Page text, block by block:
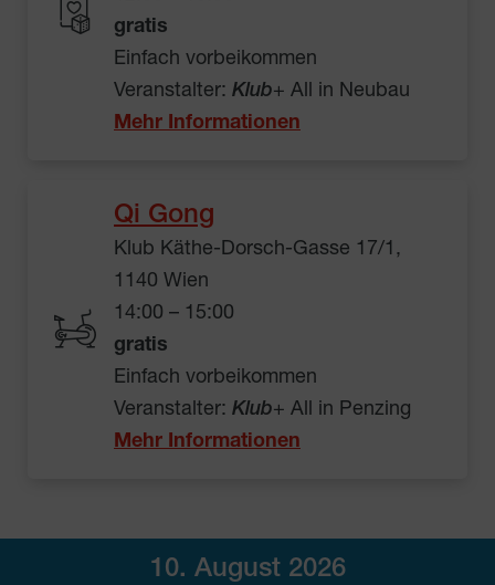
gratis
Einfach vorbeikommen
Veranstalter: Klub+ All in Neubau
Mehr Informationen
Qi Gong
Klub Käthe-Dorsch-Gasse 17/1,
1140 Wien
14:00 – 15:00
gratis
Einfach vorbeikommen
Veranstalter: Klub+ All in Penzing
Mehr Informationen
10. August 2026